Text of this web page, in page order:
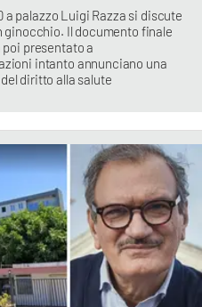
a palazzo Luigi Razza si discute
Il documento finale
presentato a
intanto annunciano una
diritto alla salute